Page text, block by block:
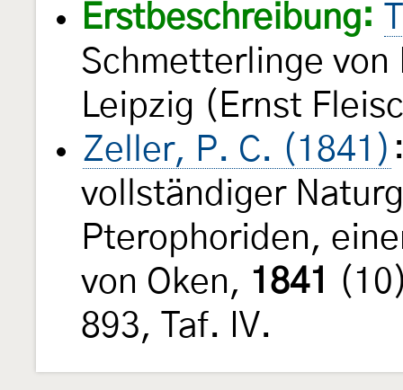
Erstbeschreibung:
Schmetterlinge von
Leipzig (Ernst
Zeller, P. C. (1841)
vollständiger
Pterophoriden,
von Oken, 1841
893, Taf. IV.